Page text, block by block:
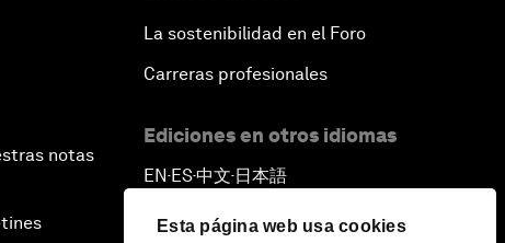
Esta página web usa cookies
notas
La sostenibilidad en el Foro
Carreras profesionales
Ediciones en otros idiomas
EN ▪ ES▪中文▪ 日本語